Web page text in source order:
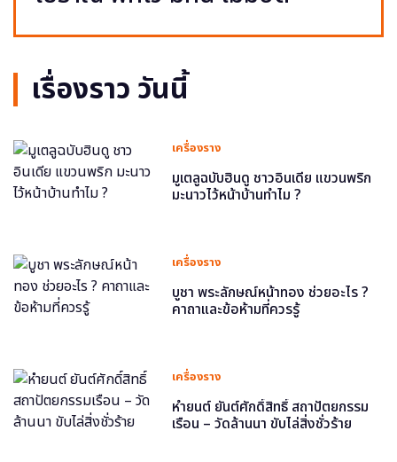
เรื่องราว วันนี้
เครื่องราง
มูเตลูฉบับฮินดู ชาวอินเดีย แขวนพริก
มะนาวไว้หน้าบ้านทำไม ?
เครื่องราง
บูชา พระลักษณ์หน้าทอง ช่วยอะไร ?
คาถาและข้อห้ามที่ควรรู้
เครื่องราง
หำยนต์ ยันต์ศักดิ์สิทธิ์ สถาปัตยกรรม
เรือน – วัดล้านนา ขับไล่สิ่งชั่วร้าย